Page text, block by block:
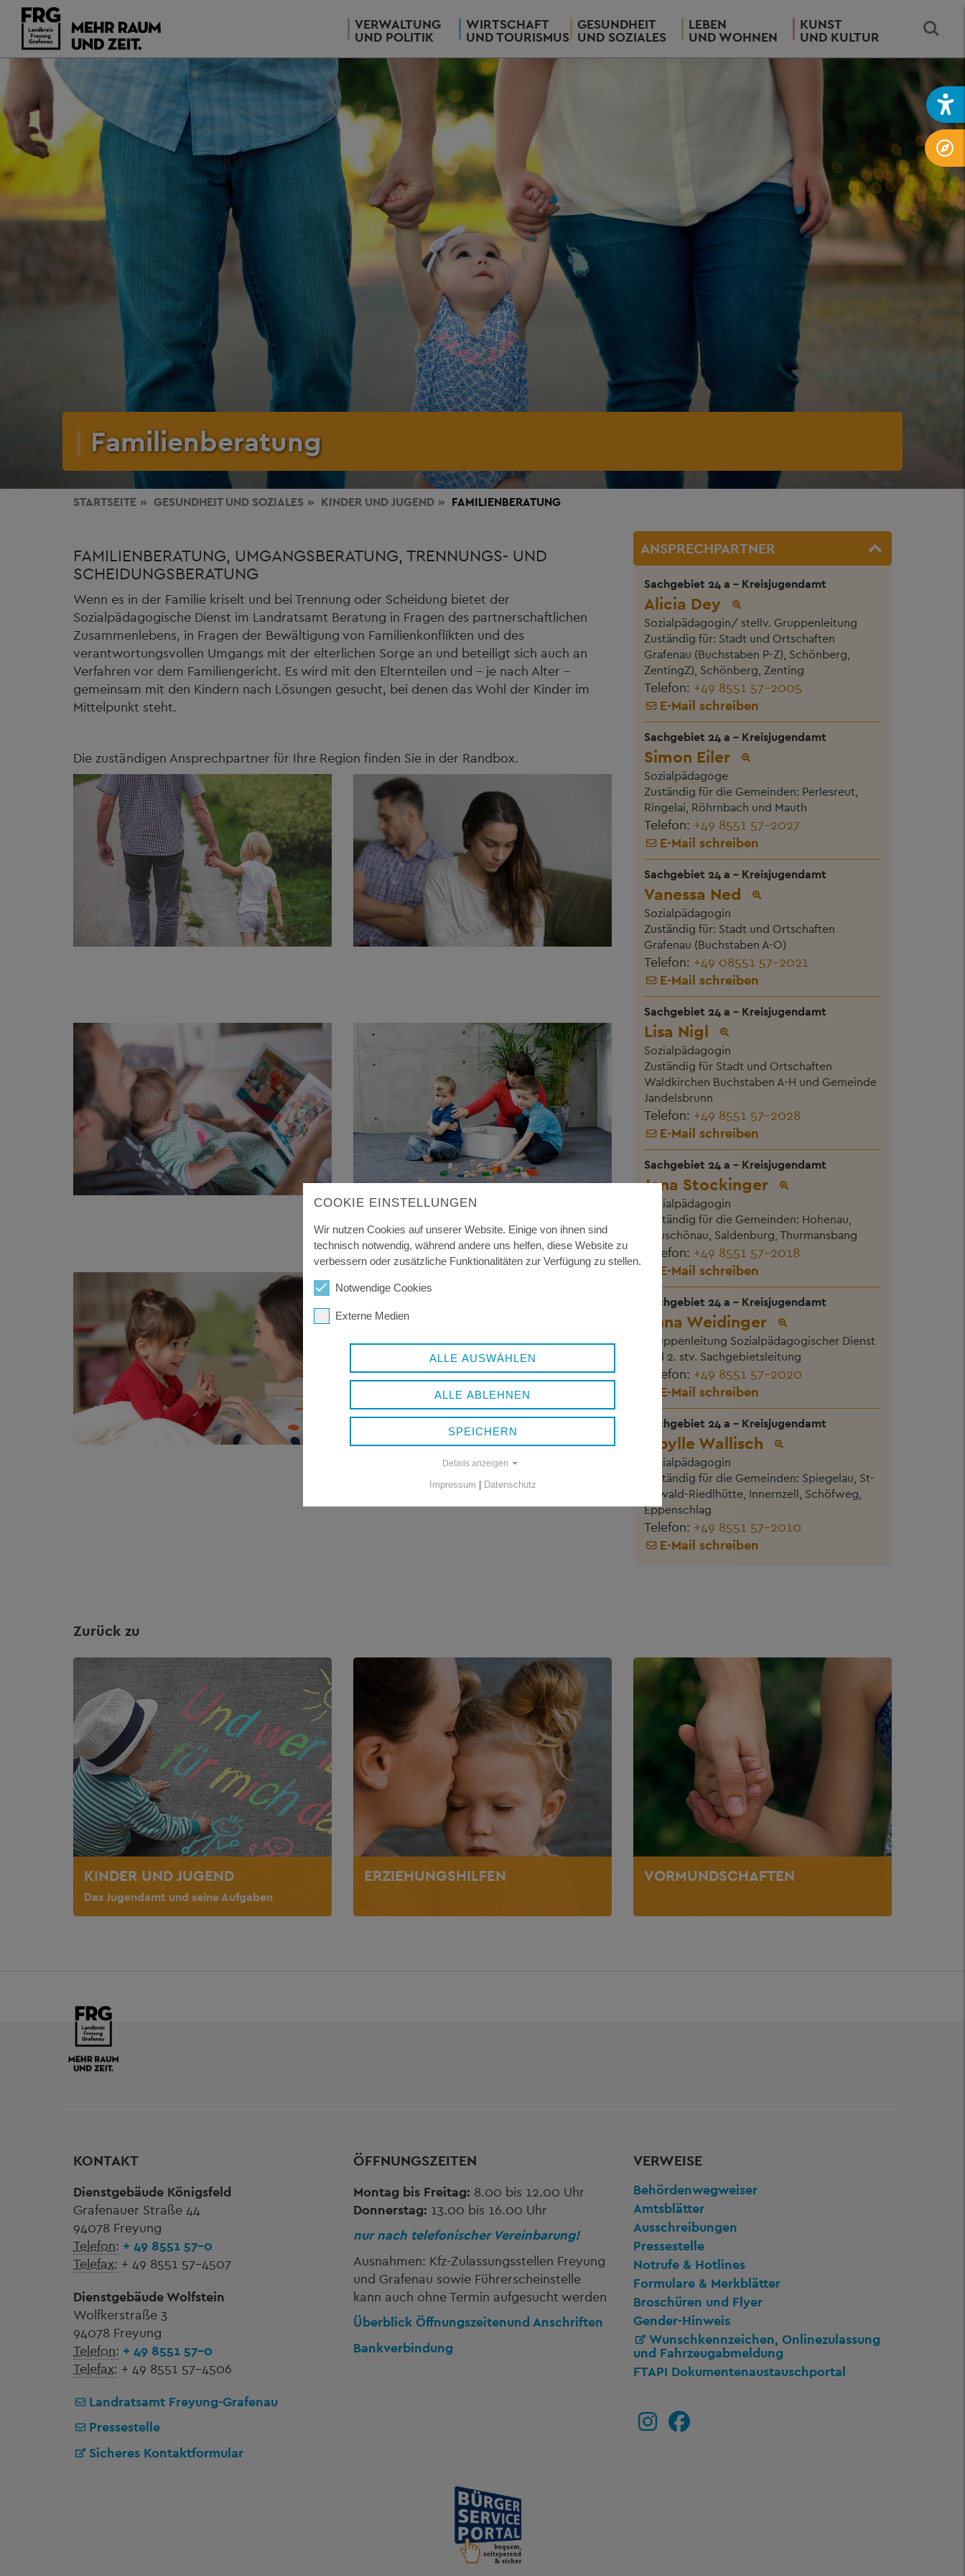
VERWALTUNG
UND POLITIK
WIRTSCHAFT
UND TOURISMUS
GESUNDHEIT
UND SOZIALES
LEBEN
UND WOHNEN
KUNST
UND KULTUR
Familienberatung
STARTSEITE GESUNDHEITUND SOZIALES KINDER UND JUGEND FAMILIENBERATUNG
FAMILIENBERATUNG, UMGANGSBERATUNG, TRENNUNGS- UND
SCHEIDUNGSBERATUNG
Wenn es in der Familie kriselt und bei Trennung oder Scheidung bietet der
Sozialpädagogische Dienst im Landratsamt Beratung in Fragen des partnerschaftlichen
Zusammenlebens, in Fragen der Bewältigung von Familienkonflikten und des
verantwortungsvollen Umgangs mit der elterlichen Sorge an und beteiligt sich auch an
Verfahren vor dem Familiengericht. Es wird mit den Elternteilen und - je nach Alter -
gemeinsam mit den Kindern nach Lösungen gesucht, bei denen das Wohl der Kinder im
Mittelpunkt steht.
Die zuständigen Ansprechpartner für Ihre Region finden Sie in der Randbox.
ANSPRECHPARTNER
Sachgebiet 24 a - Kreisjugendamt
Alicia Dey
Sozialpädagogin/ stellv. Gruppenleitung
Zuständig für: Stadt und Ortschaften
Grafenau (Buchstaben P-Z), Schönberg,
ZentingZ), Schönberg, Zenting
Telefon: +49 8551 57-2005
E-Mail schreiben
Sachgebiet 24 a - Kreisjugendamt
Simon Eiler
Sozialpädagoge
Zuständig für die Gemeinden: Perlesreut,
Ringelai, Röhrnbach und Mauth
Telefon: +49 8551 57-2027
E-Mail schreiben
Sachgebiet 24 a - Kreisjugendamt
Vanessa Ned
Sozialpädagogin
Zuständig für: Stadt und Ortschaften
Grafenau (Buchstaben A-O)
Telefon: +49 08551 57-2021
E-Mail schreiben
Sachgebiet 24 a - Kreisjugendamt
Lisa Nigl
Sozialpädagogin
Zuständig für Stadt und Ortschaften
Waldkirchen Buchstaben A-H und Gemeinde
Jandelsbrunn
Telefon: +49 8551 57-2028
E-Mail schreiben
Sachgebiet 24 a - Kreisjugendamt
Jana Stockinger
Sozialpädagogin
Zuständig für die Gemeinden: Hohenau,
Neuschönau, Saldenburg, Thurmansbang
Telefon: +49 8551 57-2018
E-Mail schreiben
Sachgebiet 24 a - Kreisjugendamt
Anna Weidinger
Gruppenleitung Sozialpädagogischer Dienst
und 2. stv. Sachgebietsleitung
Telefon: +49 8551 57-2020
E-Mail schreiben
Sachgebiet 24 a - Kreisjugendamt
Sibylle Wallisch
Sozialpädagogin
Zuständig für die Gemeinden: Spiegelau, St-
Oswald-Riedlhütte, Innernzell, Schöfweg,
Eppenschlag
Telefon: +49 8551 57-2010
E-Mail schreiben
Zurück zu
KINDER UND JUGEND
Das Jugendamt und seine Aufgaben
ERZIEHUNGSHILFEN VORMUNDSCHAFTEN
KONTAKT
Dienstgebäude Königsfeld
Grafenauer Straße 44
94078 Freyung
Telefon: + 49 8551 57-0
Telefax: + 49 8551 57-4507
Dienstgebäude Wolfstein
Wolfkerstraße 3
94078 Freyung
Telefon: + 49 8551 57-0
Telefax: + 49 8551 57-4506
Landratsamt Freyung-Grafenau
Pressestelle
Sicheres Kontaktformular
ÖFFNUNGSZEITEN
Montag bis Freitag: 8.00 bis 12.00 Uhr
Donnerstag: 13.00 bis 16.00 Uhr
nur nach telefonischer Vereinbarung!
Ausnahmen: Kfz-Zulassungsstellen Freyung
und Grafenau sowie Führerscheinstelle
kann auch ohne Termin aufgesucht werden
Überblick Öffnungszeitenund Anschriften
Bankverbindung
VERWEISE
Behördenwegweiser
Amtsblätter
Ausschreibungen
Pressestelle
Notrufe & Hotlines
Formulare & Merkblätter
Broschüren und Flyer
Gender-Hinweis
Wunschkennzeichen, Onlinezulassung
und Fahrzeugabmeldung
FTAPI Dokumentenaustauschportal
COOKIE EINSTELLUNGEN
Wir nutzen Cookies auf unserer Website. Einige von ihnen sind
technisch notwendig, während andere uns helfen, diese Website zu
verbessern oder zusätzliche Funktionalitäten zur Verfügung zu stellen.
Notwendige Cookies
Externe Medien
ALLE AUSWÄHLEN
ALLE ABLEHNEN
SPEICHERN
Details anzeigen
Impressum Datenschutz